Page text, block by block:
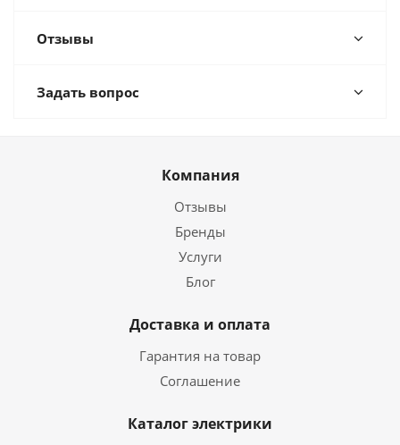
Отзывы
Задать вопрос
Компания
Отзывы
Бренды
Услуги
Блог
Доставка и оплата
Гарантия на товар
Соглашение
Каталог электрики